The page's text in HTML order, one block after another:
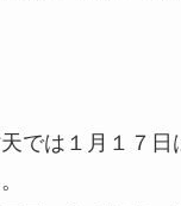
では１月１７日